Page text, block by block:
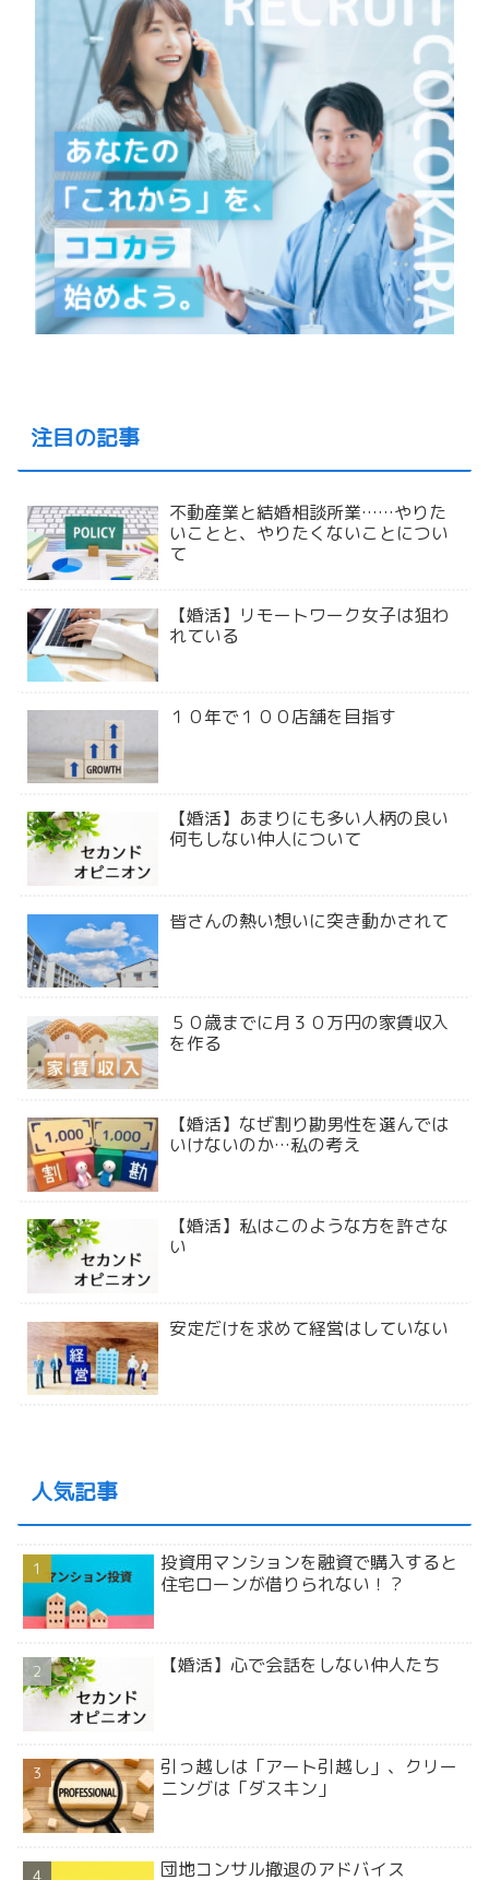
注目の記事
不動産業と結婚相談所業……やりた
いことと、やりたくないことについ
て
【婚活】リモートワーク女子は狙わ
れている
１０年で１００店舗を目指す
【婚活】あまりにも多い人柄の良い
何もしない仲人について
皆さんの熱い想いに突き動かされて
５０歳までに月３０万円の家賃収入
を作る
【婚活】なぜ割り勘男性を選んでは
いけないのか…私の考え
【婚活】私はこのような方を許さな
い
安定だけを求めて経営はしていない
人気記事
投資用マンションを融資で購入すると
住宅ローンが借りられない！？
【婚活】心で会話をしない仲人たち
引っ越しは「アート引越し」、クリー
ニングは「ダスキン」
団地コンサル撤退のアドバイス